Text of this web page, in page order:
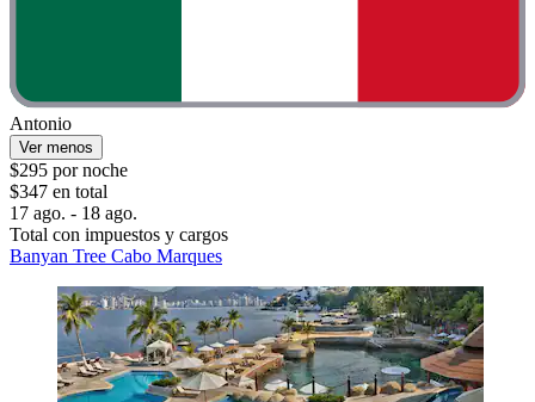
Antonio
Ver menos
$295 por noche
$347 en total
17 ago. - 18 ago.
Total con impuestos y cargos
Banyan Tree Cabo Marques